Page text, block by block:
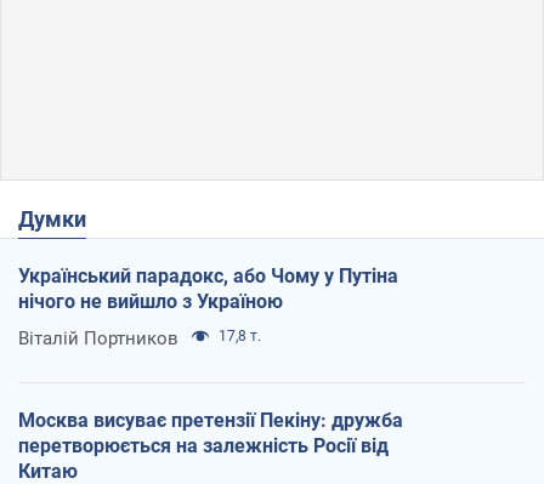
Думки
Український парадокс, або Чому у Путіна
нічого не вийшло з Україною
Віталій Портников 17,8 т.
Москва висуває претензії Пекіну: дружба
перетворюється на залежність Росії від
Китаю